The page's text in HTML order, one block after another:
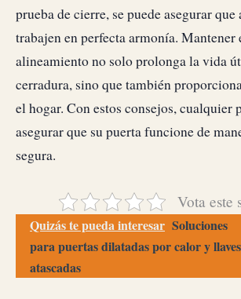
prueba de cierre, se puede asegurar
trabajen en perfecta armonía. Mantener
alineamiento no solo prolonga la vida
cerradura, sino que también
el hogar. Con estos consejos, cualquier
asegurar que su puerta funcione de
segura.
Vota este
Quizás te pueda interesar Soluciones
para puertas dilatadas por calor y llaves
atascadas